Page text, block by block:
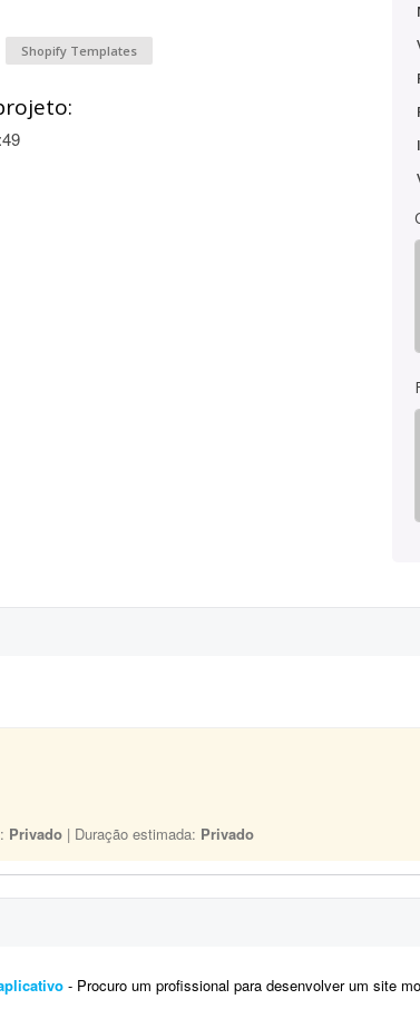
Shopify Templates
Privado | Duração estimada: Privado
- Procuro um profissional para desenvolver um site moderno, profissional e responsivo